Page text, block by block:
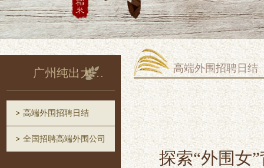
广州纯出大圈招聘
高端外围招聘日结
全国招聘高端外围公司
高端外围招聘日结
探索“外围女